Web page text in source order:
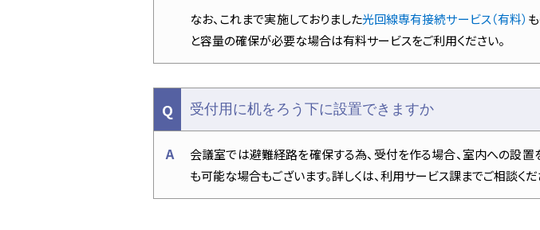
なお、これまで実施しておりました光回線専有接続サービス（有料）
と容量の確保が必要な場合は有料サービスをご利用ください。
受付用に机をろう下に設置できますか
会議室では避難経路を確保する為、受付を作る場合、室内への設置
も可能な場合もございます。詳しくは、利用サービス課までご相談くだ